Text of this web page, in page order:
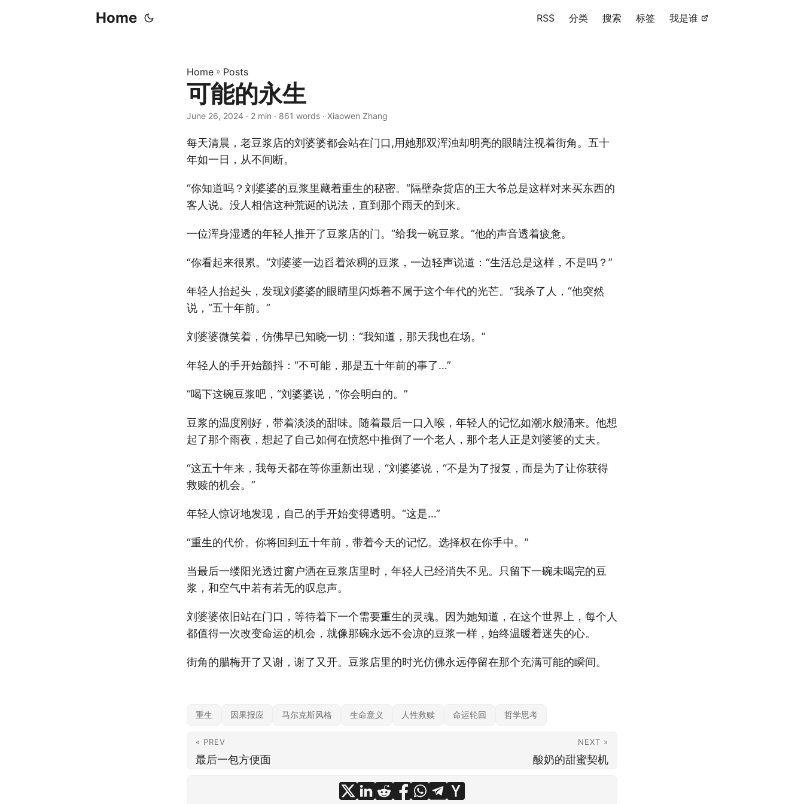
Home RSS 分类 搜索 标签 我是谁
Home » Posts
可能的永生
June 26, 2024 · 2 min · 861 words · Xiaowen Zhang
每天清晨，老豆浆店的刘婆婆都会站在门口,用她那双浑浊却明亮的眼睛注视着街角。五十
年如一日，从不间断。
“你知道吗？刘婆婆的豆浆里藏着重生的秘密。“隔壁杂货店的王大爷总是这样对来买东西的
客人说。没人相信这种荒诞的说法，直到那个雨天的到来。
一位浑身湿透的年轻人推开了豆浆店的门。“给我一碗豆浆。“他的声音透着疲惫。
“你看起来很累。“刘婆婆一边舀着浓稠的豆浆，一边轻声说道：“生活总是这样，不是吗？”
年轻人抬起头，发现刘婆婆的眼睛里闪烁着不属于这个年代的光芒。“我杀了人，“他突然
说，“五十年前。”
刘婆婆微笑着，仿佛早已知晓一切：“我知道，那天我也在场。”
年轻人的手开始颤抖：“不可能，那是五十年前的事了…”
“喝下这碗豆浆吧，“刘婆婆说，“你会明白的。”
豆浆的温度刚好，带着淡淡的甜味。随着最后一口入喉，年轻人的记忆如潮水般涌来。他想
起了那个雨夜，想起了自己如何在愤怒中推倒了一个老人，那个老人正是刘婆婆的丈夫。
“这五十年来，我每天都在等你重新出现，“刘婆婆说，“不是为了报复，而是为了让你获得
救赎的机会。”
年轻人惊讶地发现，自己的手开始变得透明。“这是…”
“重生的代价。你将回到五十年前，带着今天的记忆。选择权在你手中。”
当最后一缕阳光透过窗户洒在豆浆店里时，年轻人已经消失不见。只留下一碗未喝完的豆
浆，和空气中若有若无的叹息声。
刘婆婆依旧站在门口，等待着下一个需要重生的灵魂。因为她知道，在这个世界上，每个人
都值得一次改变命运的机会，就像那碗永远不会凉的豆浆一样，始终温暖着迷失的心。
街角的腊梅开了又谢，谢了又开。豆浆店里的时光仿佛永远停留在那个充满可能的瞬间。
重生 因果报应 马尔克斯风格 生命意义 人性救赎 命运轮回 哲学思考
« PREV
最后一包方便面
NEXT »
酸奶的甜蜜契机